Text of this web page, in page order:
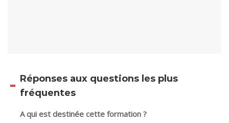
Réponses aux questions les plus
fréquentes
A qui est destinée cette formation ?